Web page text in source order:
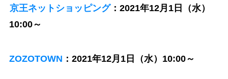
京王ネットショッピング：2021年12月1日（水）
10:00～
ZOZOTOWN ：2021年12月1日（水）10:00～